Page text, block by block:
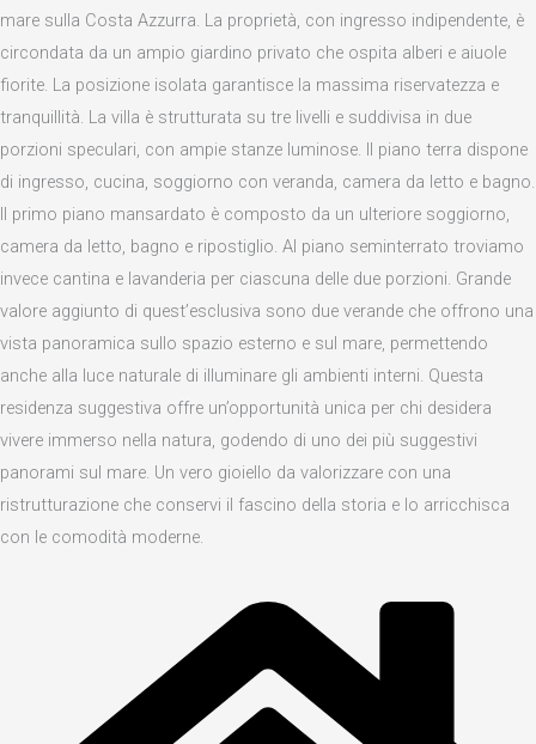
mare sulla Costa Azzurra. La proprietà, con ingresso indipendente, è
circondata da un ampio giardino privato che ospita alberi e aiuole
fiorite. La posizione isolata garantisce la massima riservatezza e
tranquillità. La villa è strutturata su tre livelli e suddivisa in due
porzioni speculari, con ampie stanze luminose. Il piano terra dispone
di ingresso, cucina, soggiorno con veranda, camera da letto e bagno.
Il primo piano mansardato è composto da un ulteriore soggiorno,
camera da letto, bagno e ripostiglio. Al piano seminterrato troviamo
invece cantina e lavanderia per ciascuna delle due porzioni. Grande
valore aggiunto di quest’esclusiva sono due verande che offrono una
vista panoramica sullo spazio esterno e sul mare, permettendo
anche alla luce naturale di illuminare gli ambienti interni. Questa
residenza suggestiva offre un’opportunità unica per chi desidera
vivere immerso nella natura, godendo di uno dei più suggestivi
panorami sul mare. Un vero gioiello da valorizzare con una
ristrutturazione che conservi il fascino della storia e lo arricchisca
con le comodità moderne.